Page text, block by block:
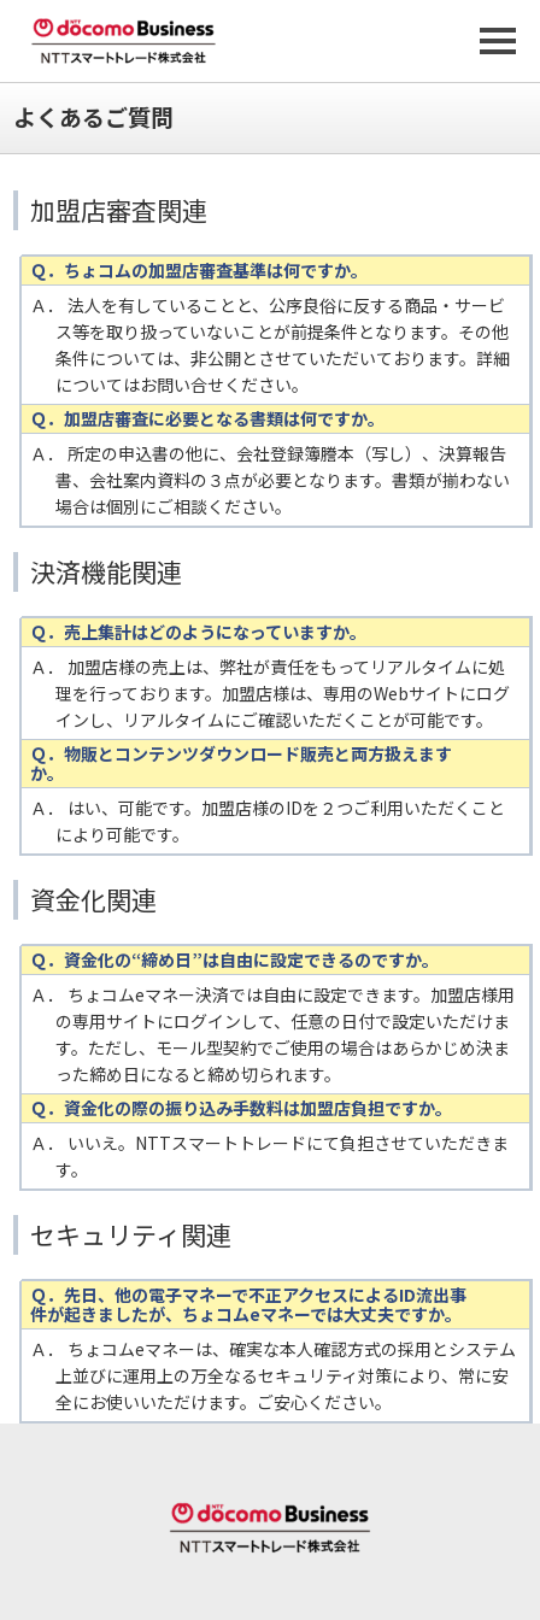
よくあるご質問
加盟店審査関連
Ｑ．ちょコムの加盟店審査基準は何ですか。
Ａ． 法人を有していることと、公序良俗に反する商品・サービ
ス等を取り扱っていないことが前提条件となります。その他
条件については、非公開とさせていただいております。詳細
についてはお問い合せください。
Ｑ．加盟店審査に必要となる書類は何ですか。
Ａ． 所定の申込書の他に、会社登録簿謄本（写し）、決算報告
書、会社案内資料の３点が必要となります。書類が揃わない
場合は個別にご相談ください。
決済機能関連
Ｑ．売上集計はどのようになっていますか。
Ａ． 加盟店様の売上は、弊社が責任をもってリアルタイムに処
理を行っております。加盟店様は、専用のWebサイトにログ
インし、リアルタイムにご確認いただくことが可能です。
Ｑ．物販とコンテンツダウンロード販売と両方扱えます
か。
Ａ． はい、可能です。加盟店様のIDを２つご利用いただくこと
により可能です。
資金化関連
Ｑ．資金化の“締め日”は自由に設定できるのですか。
Ａ． ちょコムeマネー決済では自由に設定できます。加盟店様用
の専用サイトにログインして、任意の日付で設定いただけま
す。ただし、モール型契約でご使用の場合はあらかじめ決ま
った締め日になると締め切られます。
Ｑ．資金化の際の振り込み手数料は加盟店負担ですか。
Ａ． いいえ。NTTスマートトレードにて負担させていただきま
す。
セキュリティ関連
Ｑ．先日、他の電子マネーで不正アクセスによるID流出事
件が起きましたが、ちょコムeマネーでは大丈夫ですか。
Ａ． ちょコムeマネーは、確実な本人確認方式の採用とシステム
上並びに運用上の万全なるセキュリティ対策により、常に安
全にお使いいただけます。ご安心ください。